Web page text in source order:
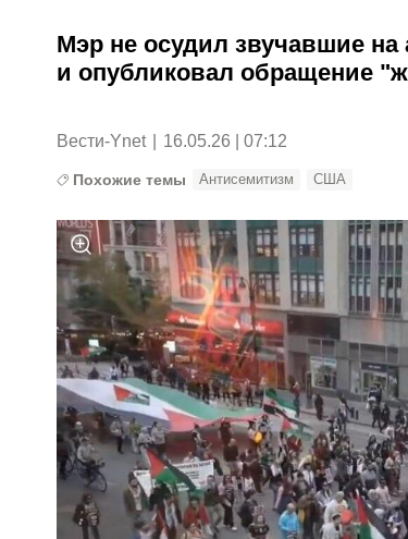
Мэр не осудил звучавшие
и опубликовал обращение
Вести-Ynet 16.05.26 | 07:12
Похожие темы Антисемитизм США